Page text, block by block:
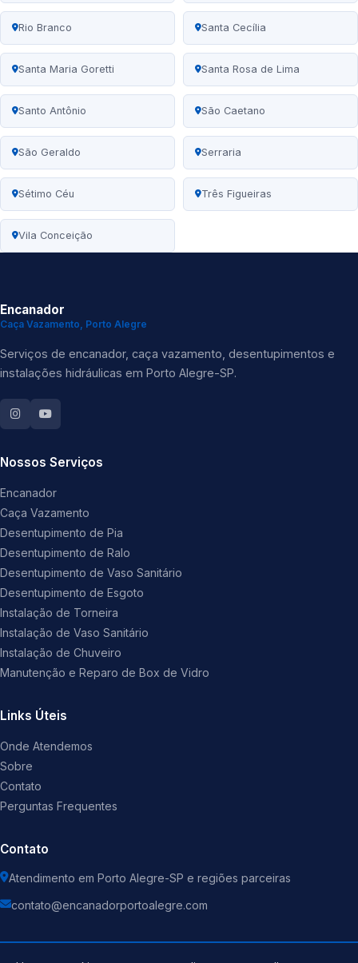
Rio Branco Santa Cecília
Santa Maria Goretti Santa Rosa de Lima
Santo Antônio São Caetano
São Geraldo Serraria
Sétimo Céu Três Figueiras
Vila Conceição
Encanador
Caça Vazamento, Porto Alegre
Serviços de encanador, caça vazamento, desentupimentos e
instalações hidráulicas em Porto Alegre-SP.
Nossos Serviços
Encanador
Caça Vazamento
Desentupimento de Pia
Desentupimento de Ralo
Desentupimento de Vaso Sanitário
Desentupimento de Esgoto
Instalação de Torneira
Instalação de Vaso Sanitário
Instalação de Chuveiro
Manutenção e Reparo de Box de Vidro
Links Úteis
Onde Atendemos
Sobre
Contato
Perguntas Frequentes
Contato
Atendimento em Porto Alegre-SP e regiões parceiras
contato@encanadorportoalegre.com